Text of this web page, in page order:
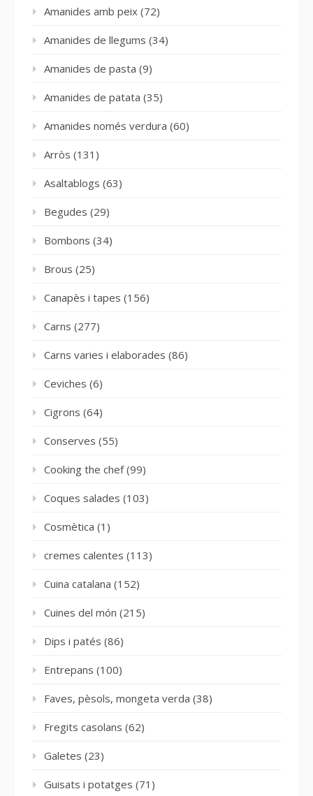
Amanides amb peix (72)
Amanides de llegums (34)
Amanides de pasta (9)
Amanides de patata (35)
Amanides només verdura (60)
Arròs (131)
Asaltablogs (63)
Begudes (29)
Bombons (34)
Brous (25)
Canapès i tapes (156)
Carns (277)
Carns varies i elaborades (86)
Ceviches (6)
Cigrons (64)
Conserves (55)
Cooking the chef(99)
Coques salades (103)
Cosmètica (1)
cremes calentes (113)
Cuina catalana (152)
Cuines del món (215)
Dips i patés (86)
Entrepans (100)
Faves, pèsols, mongeta verda (38)
Fregits casolans (62)
Galetes (23)
Guisats i potatges (71)